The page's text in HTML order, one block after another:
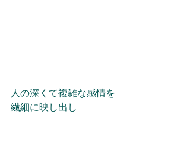
人の深くて複雑な感情を
繊細に映し出し